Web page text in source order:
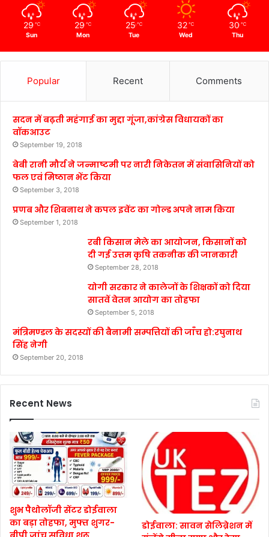
29 ℃
Sun
29 ℃
Mon
25 ℃
Tue
32 ℃
Wed
30 ℃
Thu
Popular Recent Comments
सदन में बढ़ती महंगाई का मुद्दा गूंजा,कांग्रेस विधायकों का
वॉकआउट
September 19, 2018
बेबी रानी मौर्य ने जन्माष्टमी पर नारी निकेतन में संवासिनियों को
फल एवं मिष्ठान भेंट किया
September 3, 2018
प्रणब और शिबनाथ ने कपल इवेंट का गोल्ड अपने नाम किया
September 1, 2018
रबी किसान मेले का आयोजन, किसानों को
दी गई उत्तम कृषि तकनीक की जानकारी
September 28, 2018
योगी सरकार ने कालेजों के शिक्षकों को दिया
सातवें वेतन आयोग का तोहफा
September 5, 2018
मंत्रिमण्डल के सदस्यों की बैनामी सम्पत्तियों की जाँच हो:रघुनाथ
सिंह नेगी
September 20, 2018
Recent News
शुभ पैथोलॉजी सेंटर डोईवाला
का बड़ा तोहफा, मुफ्त शुगर-
डोईवाला: सावन सेलिब्रेशन में